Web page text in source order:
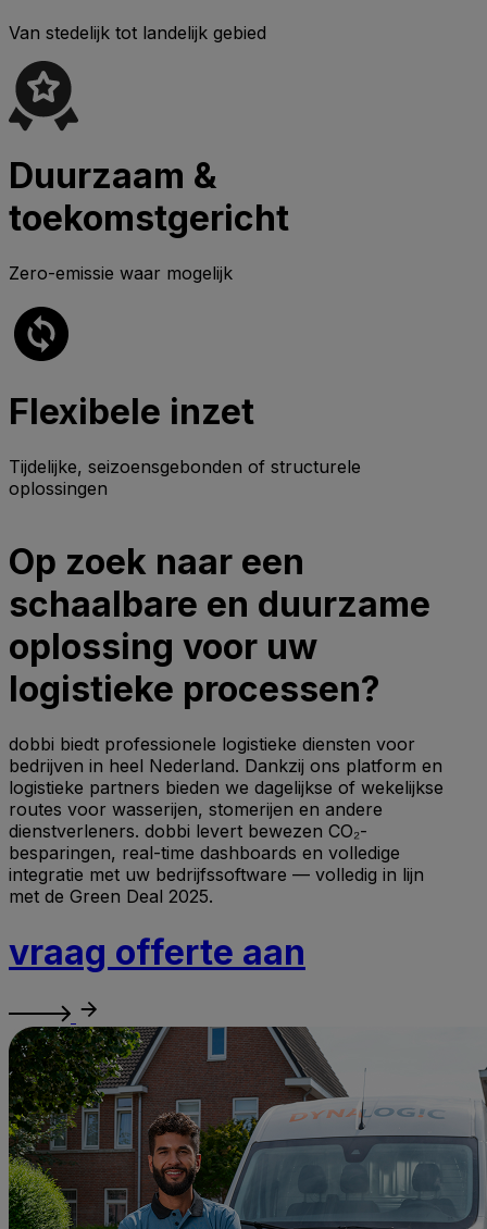
Van stedelijk tot landelijk gebied
Duurzaam &
toekomstgericht
Zero-emissie waar mogelijk
Flexibele inzet
Tijdelijke, seizoensgebonden of structurele
oplossingen
Op zoek naar een
schaalbare en duurzame
oplossing voor uw
logistieke processen?
dobbi biedt professionele logistieke diensten voor
bedrijven in heel Nederland. Dankzij ons platform en
logistieke partners bieden we dagelijkse of wekelijkse
routes voor wasserijen, stomerijen en andere
dienstverleners. dobbi levert bewezen CO₂-
besparingen, real-time dashboards en volledige
integratie met uw bedrijfssoftware — volledig in lijn
met de Green Deal 2025.
vraag offerte aan